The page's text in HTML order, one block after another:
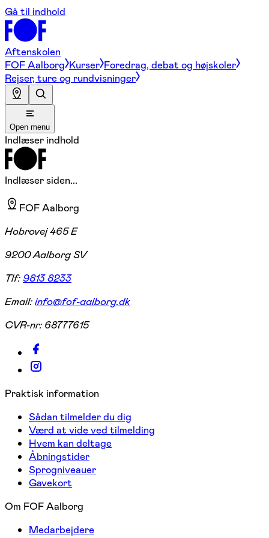
Gå til indhold
Aftenskolen
FOF Aalborg Kurser Foredrag, debat og højskoler
Rejser, ture og rundvisninger
Open menu
Indlæser indhold
Indlæser siden...
FOF Aalborg
Hobrovej 465 E
9200 Aalborg SV
Tlf:9813 8233
Email:info@fof-aalborg.dk
CVR-nr: 68777615
Praktisk information
Sådan tilmelder du dig
Værd at vide ved tilmelding
Hvem kan deltage
Åbningstider
Sprogniveauer
Gavekort
Om FOF Aalborg
Medarbejdere